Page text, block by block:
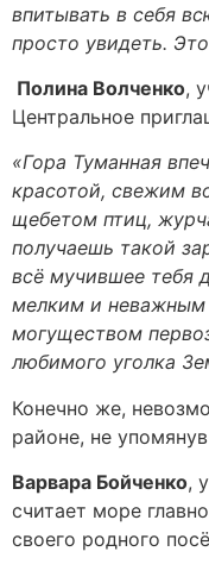
впитывать в себя
просто увидеть.
Полина Волченко,
Центральное
«Гора Туманная
красотой, свежим
щебетом птиц,
получаешь такой
всё мучившее тебя
мелким и неважным
могуществом
любимого уголка
Конечно же,
районе, не
Варвара Бойченко,
считает море
своего родного